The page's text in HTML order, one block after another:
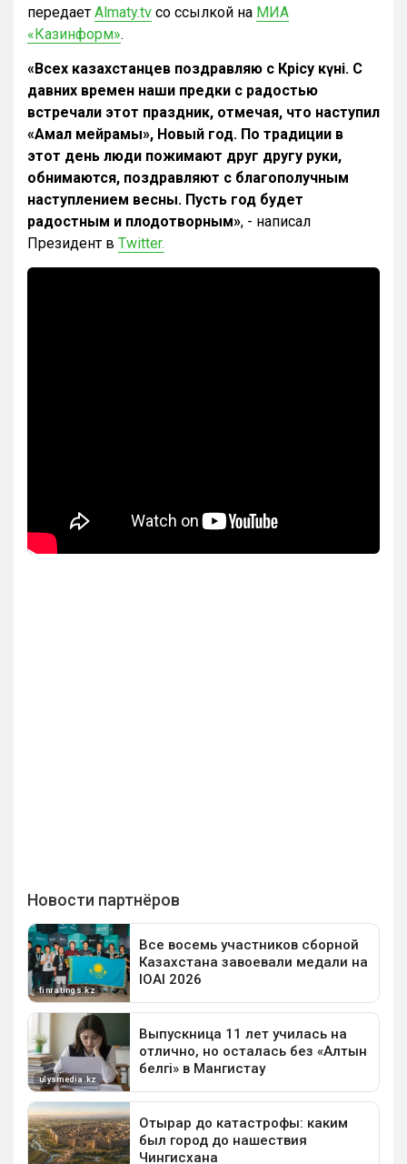
передает Almaty.tv со ссылкой на МИА
«Казинформ».
«Всех казахстанцев поздравляю с Көрісу күні. С
давних времен наши предки с радостью
встречали этот праздник, отмечая, что наступил
«Амал мейрамы», Новый год. По традиции в
этот день люди пожимают друг другу руки,
обнимаются, поздравляют с благополучным
наступлением весны. Пусть год будет
радостным и плодотворным», - написал
Президент в Twitter.